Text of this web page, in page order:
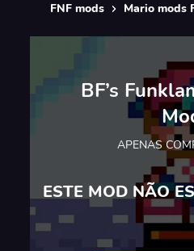
FNF mods Mario mods
BF’s
APENAS
ESTE MOD NÃO